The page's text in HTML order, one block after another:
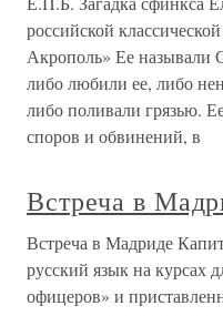
российской
Акрополь» Ее
либо любили ее, либо
либо поливали грязью.
споров и обвинений, в
Встреча в
Встреча в Мадриде
русский язык на курсах
офицеров» и